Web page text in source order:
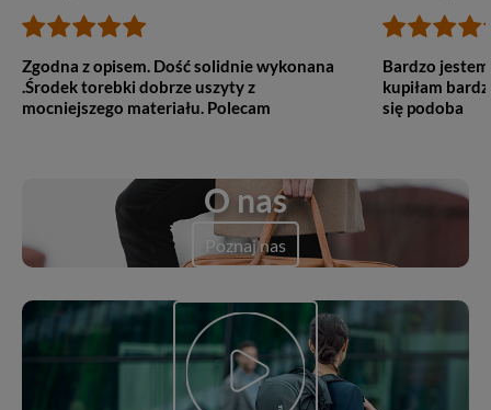
Zgodna z opisem. Dość solidnie wykonana
.Środek torebki dobrze uszyty z
mocniejszego materiału. Polecam
Bardzo
kupiłam
się podoba
O nas
Poznaj nas